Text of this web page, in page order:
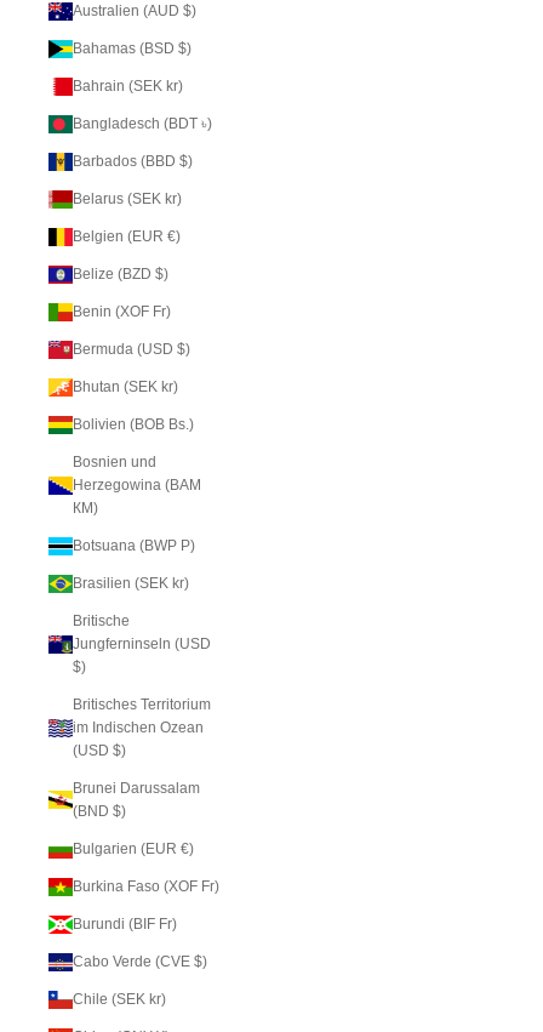
Australien (AUD $)
Bahamas (BSD $)
Bahrain (SEK kr)
Bangladesch (BDT ৳)
Barbados (BBD $)
Belarus (SEK kr)
Belgien (EUR €)
Belize (BZD $)
Benin (XOF Fr)
Bermuda (USD $)
Bhutan (SEK kr)
Bolivien (BOB Bs.)
Bosnien und
Herzegowina (BAM
КМ)
Botsuana (BWP P)
Brasilien (SEK kr)
Britische
Jungferninseln (USD
$)
Britisches Territorium
im Indischen Ozean
(USD $)
Brunei Darussalam
(BND $)
Bulgarien (EUR €)
Burkina Faso (XOF Fr)
Burundi (BIF Fr)
Cabo Verde (CVE $)
Chile (SEK kr)